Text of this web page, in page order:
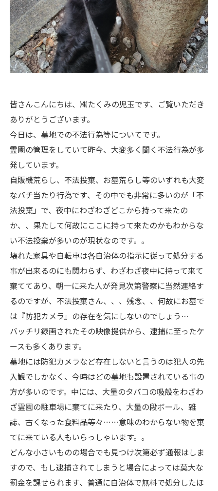
皆さんこんにちは、㈱たくみの児玉です、ご覧いただき
ありがとうございます。
今日は、墓地での不法行為等についてです。
霊園の管理をしていて昨今、大変多く聞く不法行為が多
発しています。
自販機荒らし、不法投棄、お墓荒らし等のいずれも大変
なバチ当たり行為です、その中でも非常に多いのが「不
法投棄」で、夜中にわざわざどこから持って来たの
か、、果たして何故にここに持って来たのかもわからな
い不法投棄が多いのが現状なのです。。
壊れた家具や自転車は各自治体の指示に従って処分する
事が出来るのにも関わらず、わざわざ夜中に持って来て
棄ててあり、朝一に来た人が発見次第警察に当然連絡す
るのですが、不法投棄さん、、、残念、、何故にお墓で
は『防犯カメラ』の存在を気にしないのでしょう…
バッチリ録画されたその映像提供から、逮捕に至ったケ
ースも多くあります。
墓地には防犯カメラなど存在しないと言うのは犯人の先
入観でしかなく、今時はどの墓地も設置されている事の
方が多いのです。中には、大量のタバコの吸殻をわざわ
ざ霊園の駐車場に棄てに来たり、大量の段ボール、雑
誌、古くなった食料品等々……意味のわからない物を棄
てに来ている人もいらっしゃいます。。
どんな小さいものの場合でも見つけ次第必ず通報はしま
すので、もし逮捕されてしまうと場合によっては莫大な
罰金を課せられます、普通に自治体で無料で処分したほ